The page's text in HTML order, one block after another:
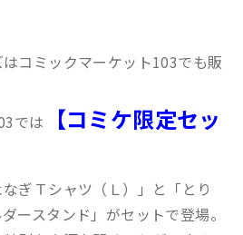
コミックマーケット103でも販
では
【コミケ限定セッ
ぎＴシャツ（Ｌ）」と「とり
ースタンド」がセットで登場。